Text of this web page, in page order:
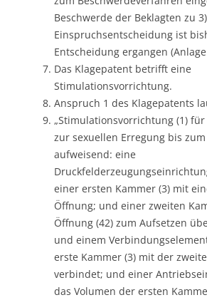
Beschwerde der Beklagten zu
Einspruchsentscheidung ist
Entscheidung ergangen (Anlage
Das Klagepatent betrifft eine
Stimulationsvorrichtung.
Anspruch 1 des Klagepatents
„Stimulationsvorrichtung (1)
zur sexuellen Erregung bis
aufweisend: eine
einer ersten Kammer (3) mit
Öffnung; und einer zweiten
Öffnung (42) zum Aufsetzen
und einem
erste Kammer (3) mit der
verbindet; und einer
das Volumen der ersten